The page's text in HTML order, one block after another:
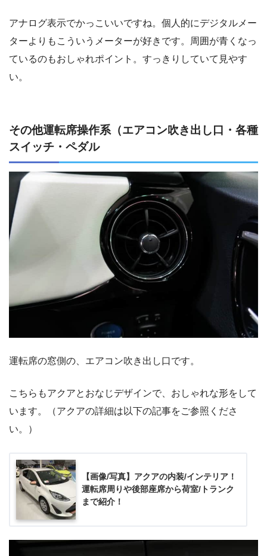
アナログ表示でかっこいいですね。個人的にデジタルメー
ターよりもこういうメーターが好きです。周囲が青くなっ
ているのもおしゃれポイント。すっきりしていて見やす
い。
その他運転席操作系（エアコン吹き出し口・各種
スイッチ・ペダル
運転席の窓側の、エアコン吹き出し口です。
こちらもアクアとおなじデザインで、おしゃれな形をして
います。（アクアの詳細は以下の記事をご参照くださ
い。）
【画像/写真】アクアの内装/インテリア！
運転席周りや後部座席から荷室/トランク
まで紹介！